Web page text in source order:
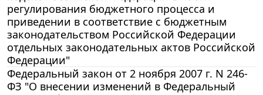
регулирования бюджетного процесса и
приведении в соответствие с бюджетным
законодательством Российской Федерации
отдельных законодательных актов Российской
Федерации"
Федеральный закон от 2 ноября 2007 г. N 246-
ФЗ "О внесении изменений в Федеральный